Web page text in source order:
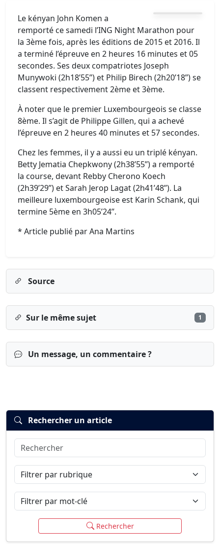
Le kényan John Komen a
remporté ce samedi l’ING Night Marathon pour
la 3ème fois, après les éditions de 2015 et 2016. Il
a terminé l’épreuve en 2 heures 16 minutes et 05
secondes. Ses deux compatriotes Joseph
Munywoki (2h18’55’’) et Philip Birech (2h20’18’’) se
classent respectivement 2ème et 3ème.
À noter que le premier Luxembourgeois se classe
8ème. Il s’agit de Philippe Gillen, qui a achevé
l’épreuve en 2 heures 40 minutes et 57 secondes.
Chez les femmes, il y a aussi eu un triplé kényan.
Betty Jematia Chepkwony (2h38’55’’) a remporté
la course, devant Rebby Cherono Koech
(2h39’29’’) et Sarah Jerop Lagat (2h41’48’’). La
meilleure luxembourgeoise est Karin Schank, qui
termine 5ème en 3h05’24’’.
* Article publié par Ana Martins
Source
Sur le même sujet 1
Un message, un commentaire ?
Connexion
Rechercher un article
Rechercher
Filtrer par rubrique
Filtrer par mot-clé
Rechercher